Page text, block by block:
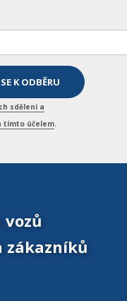
sdělení a
tímto účelem.
vozů
zákazníků